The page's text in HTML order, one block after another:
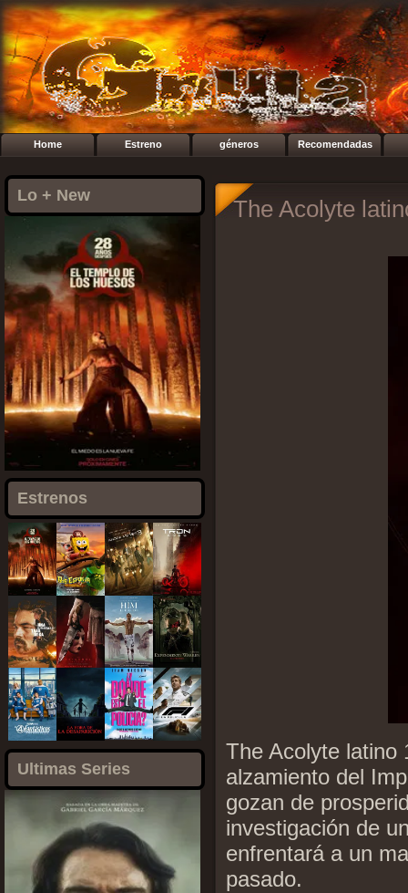
Home Estreno géneros Recomendadas
Lo + New
Estrenos
Ultimas Series
The Acolyte
The Acolyte latino
alzamiento del
gozan de
investigación de
enfrentará a un
pasado.